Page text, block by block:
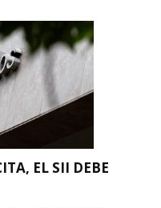
EL SII DEBE